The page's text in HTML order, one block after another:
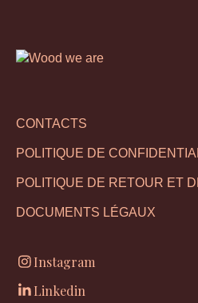
CONTACTS
POLITIQUE DE
POLITIQUE DE RETOUR ET
DOCUMENTS LÉGAUX
Instagram
Linkedin